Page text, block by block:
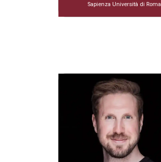
Sapienza Università di Roma